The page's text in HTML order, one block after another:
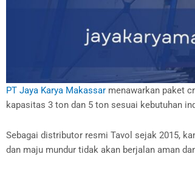
PT Jaya Karya Makassar menawarkan paket
kapasitas 3 ton dan 5 ton sesuai kebutuhan
Sebagai distributor resmi Tavol sejak 2015,
dan maju mundur tidak akan berjalan aman